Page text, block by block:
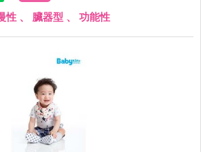
因為疏忽大意而延誤病情，搞得一個頭
性 、 臟器型 、 功能性